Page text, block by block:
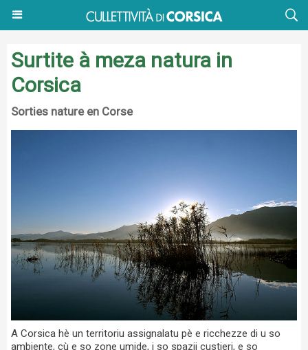
Surtite à meza natura in
Corsica
Sorties nature en Corse
A Corsica hè un territoriu assignalatu pè e ricchezze di u so
ambiente, cù e so zone umide, i so spazii custieri, e so